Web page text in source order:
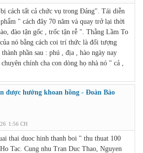
cách tất cả chức vụ trong Đảng". Tái diễn
" cách đây 70 năm và quay trở lại thời
đào tận gốc , trốc tận rễ ". Thằng Lầm To
nó bằng cách coi trí thức là đối tượng
phần sau : phú , địa , hào ngày nay
chính cha con dòng họ nhà nó " cả ,
được hưởng khoan hồng - Đoàn Bảo
1:56 CH
thai duoc hinh thanh boi " thu thuat 100
Tac. Cung nhu Tran Duc Thao, Nguyen